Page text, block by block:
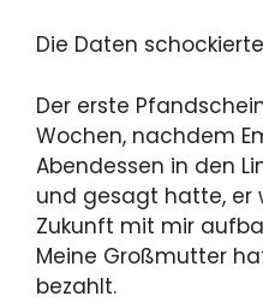
Die Daten
Der erste
Wochen, nachdem
Abendessen in den
und gesagt hatte, er
Zukunft mit mir
Meine Großmutter
bezahlt.